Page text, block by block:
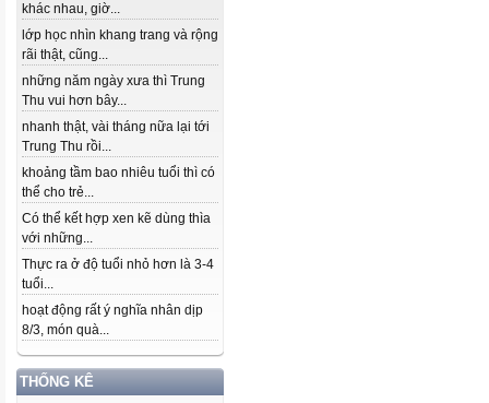
khác nhau, giờ...
lớp học nhìn khang trang và rộng
rãi thật, cũng...
những năm ngày xưa thì Trung
Thu vui hơn bây...
nhanh thật, vài tháng nữa lại tới
Trung Thu rồi...
khoảng tầm bao nhiêu tuổi thì có
thể cho trẻ...
Có thể kết hợp xen kẽ dùng thìa
với những...
Thực ra ở độ tuổi nhỏ hơn là 3-4
tuổi...
hoạt động rất ý nghĩa nhân dịp
8/3, món quà...
THỐNG KÊ